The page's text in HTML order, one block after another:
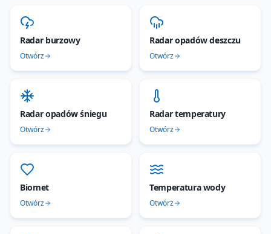
Radar burzowy
Otwórz
Radar opadów deszczu
Otwórz
Radar opadów śniegu
Otwórz
Radar temperatury
Otwórz
Biomet
Otwórz
Temperatura wody
Otwórz